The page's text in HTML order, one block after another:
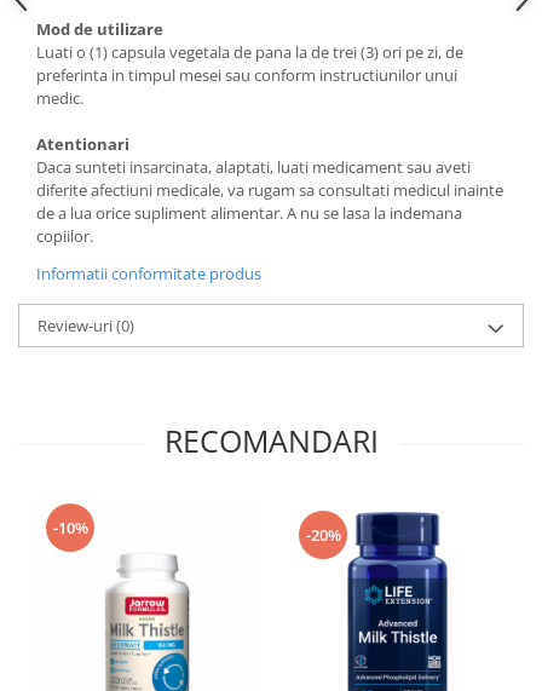
Mod de utilizare
Luati o (1) capsula vegetala de pana la de trei (3) ori pe zi, de
preferinta in timpul mesei sau conform instructiunilor unui
medic.
Atentionari
Daca sunteti insarcinata, alaptati, luati medicament sau aveti
diferite afectiuni medicale, va rugam sa consultati medicul inainte
de a lua orice supliment alimentar. A nu se lasa la indemana
copiilor.
Informatii conformitate produs
Review-uri(0)
RECOMANDARI
-10% -20%